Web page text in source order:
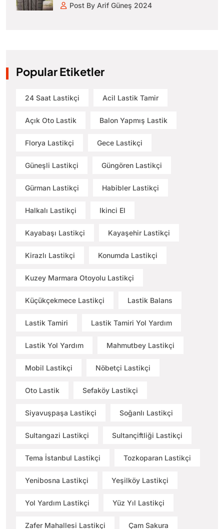
Post By Arif Güneş 2024
Popular Etiketler
24 Saat Lastikçi Acil Lastik Tamir
Açık Oto Lastik Balon Yapmış Lastik
Florya Lastikçi Gece Lastikçi
Güneşli Lastikçi Güngören Lastikçi
Gürman Lastikçi Habibler Lastikçi
Halkalı Lastikçi Ikinci El
Kayabaşı Lastikçi Kayaşehir Lastikçi
Kirazlı Lastikçi Konumda Lastikçi
Kuzey Marmara Otoyolu Lastikçi
Küçükçekmece Lastikçi Lastik Balans
Lastik Tamiri Lastik Tamiri Yol Yardım
Lastik Yol Yardım Mahmutbey Lastikçi
Mobil Lastikçi Nöbetçi Lastikçi
Oto Lastik Sefaköy Lastikçi
Siyavuşpaşa Lastikçi Soğanlı Lastikçi
Sultangazi Lastikçi Sultançiftliği Lastikçi
Tema İstanbul Lastikçi Tozkoparan Lastikçi
Yenibosna Lastikçi Yeşilköy Lastikçi
Yol Yardım Lastikçi Yüz Yıl Lastikçi
Zafer Mahallesi Lastikçi Çam Sakura